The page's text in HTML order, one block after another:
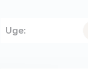
Uge: